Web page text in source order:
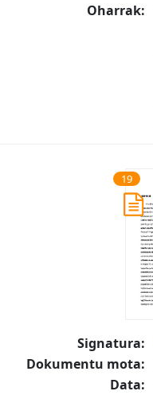
Oharrak:
19
Signatura:
Dokumentu mota:
Data: